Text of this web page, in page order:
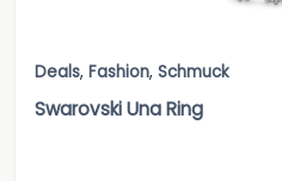
Deals, Fashion, Schmuck
Swarovski Una Ring